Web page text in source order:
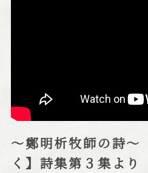
～鄭明析牧師の詩～
く】詩集第３集より